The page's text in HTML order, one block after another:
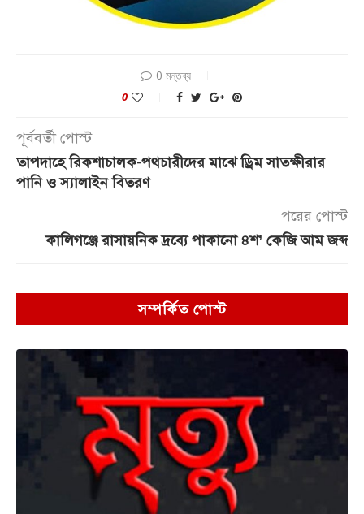
0 মন্তব্য
0
পূর্ববর্তী পোস্ট
তাপদাহে রিকশাচালক-পথচারী‌দের‌ মাঝে ড্রিম সাতক্ষীরার
পা‌নি ও স্যালাইন বিতরণ
পরের পোস্ট
কালিগঞ্জে রাসায়নিক দ্রব্যে পাকানো ৪শ’ কেজি আম জব্দ
সম্পর্কিত পোস্ট